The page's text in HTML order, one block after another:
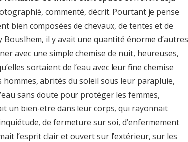
commenté, décrit. Pourtant je pense
bien composées de chevaux, de tentes et de
il y avait une quantité énorme d’autres
avec une simple chemise de nuit, heureuses,
sortaient de l’eau avec leur fine chemise
abrités du soleil sous leur parapluie,
sans doute pour protéger les femmes,
un bien-être dans leur corps, qui rayonnait
de fermeture sur soi, d’enfermement
l’esprit clair et ouvert sur l’extérieur, sur les